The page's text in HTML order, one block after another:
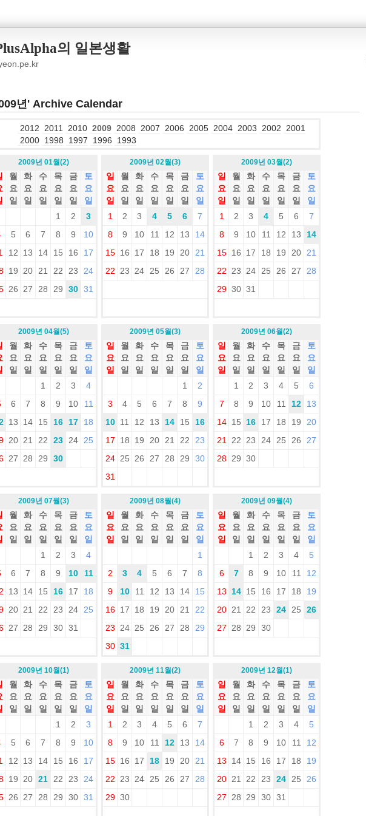
의 일본생활
년' Archive Calendar
2012 2011 2010 2009 2008 2007 2006 2005 2004 2003 2002 2001
2000 1998 1997 1996 1993
2009년 01월(2)
월
요
일
화
요
일
수
요
일
목
요
일
금
요
일
토
요
일
1
2
3
5 6 7 8 9
10
12 13 14 15 16
17
19 20 21 22 23
24
26 27 28 29 30 31
2009년 02월(3)
일
요
일
월
요
일
화
요
일
수
요
일
목
요
일
금
요
일
토
요
일
1
2 3 4 5 6
7
8
9 10 11 12 13
14
15
16 17 18 19 20 21
22 23 24 25 26 27 28
2009년 03월(2)
일
요
일
월
요
일
화
요
일
수
요
일
목
요
일
금
요
일
토
요
일
1
2 3 4 5 6
7
8
9 10 11 12 13
14
15
16 17 18 19 20 21
22 23 24 25 26 27
28
29 30 31
2009년 04월(5)
월
요
일
화
요
일
수
요
일
목
요
일
금
요
일
토
요
일
1
2 3
4
6 7 8 9 10
11
13 14 15 16 17
18
20 21 22 23 24 25
27 28 29 30
2009년 05월(3)
일
요
일
월
요
일
화
요
일
수
요
일
목
요
일
금
요
일
토
요
일
1
2
3
4 5 6 7 8
9
10
11 12 13 14 15
16
17
18 19 20 21 22
23
24 25 26 27 28 29
30
31
2009년 06월(2)
일
요
일
월
요
일
화
요
일
수
요
일
목
요
일
금
요
일
토
요
일
1
2 3 4 5
6
7
8 9 10 11 12
13
14
15 16 17 18 19
20
21 22 23 24 25 26
27
28 29 30
2009년 07월(3)
월
요
일
화
요
일
수
요
일
목
요
일
금
요
일
토
요
일
1
2 3
4
6 7 8 9 10
11
13 14 15 16 17
18
20 21 22 23 24 25
27 28 29 30 31
2009년 08월(4)
일
요
일
월
요
일
화
요
일
수
요
일
목
요
일
금
요
일
토
요
일
1
2
3 4 5 6 7
8
9
10 11 12 13 14
15
16
17 18 19 20 21
22
23 24 25 26 27 28
29
30 31
2009년 09월(4)
일
요
일
월
요
일
화
요
일
수
요
일
목
요
일
금
요
일
토
요
일
1
2 3 4
5
6
7 8 9 10 11
12
13 14 15 16 17 18
19
20 21 22 23 24 25
26
27 28 29 30
2009년 10월(1)
월
요
일
화
요
일
수
요
일
목
요
일
금
요
일
토
요
일
1
2
3
5 6 7 8 9
10
12 13 14 15 16
17
19 20 21 22 23
24
26 27 28 29 30 31
2009년 11월(2)
일
요
일
월
요
일
화
요
일
수
요
일
목
요
일
금
요
일
토
요
일
1
2 3 4 5 6
7
8
9 10 11 12 13
14
15
16 17 18 19 20 21
22 23 24 25 26 27
28
29 30
2009년 12월(1)
일
요
일
월
요
일
화
요
일
수
요
일
목
요
일
금
요
일
토
요
일
1
2 3 4
5
6
7 8 9 10 11
12
13
14 15 16 17 18
19
20 21 22 23 24 25
26
27 28 29 30 31